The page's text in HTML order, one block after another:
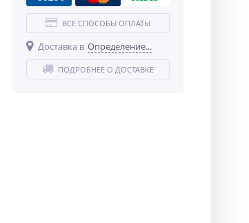
ВСЕ СПОСОБЫ ОПЛАТЫ
Доставка в Определение...
ПОДРОБНЕЕ О ДОСТАВКЕ